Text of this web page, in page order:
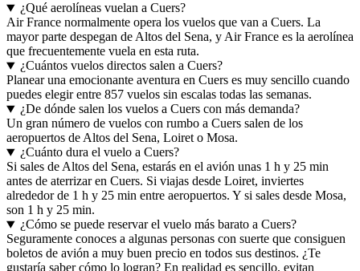
¿Qué aerolíneas vuelan a Cuers?
Air France normalmente opera los vuelos que van a Cuers. La
mayor parte despegan de Altos del Sena, y Air France es la aerolínea
que frecuentemente vuela en esta ruta.
¿Cuántos vuelos directos salen a Cuers?
Planear una emocionante aventura en Cuers es muy sencillo cuando
puedes elegir entre 857 vuelos sin escalas todas las semanas.
¿De dónde salen los vuelos a Cuers con más demanda?
Un gran número de vuelos con rumbo a Cuers salen de los
aeropuertos de Altos del Sena, Loiret o Mosa.
¿Cuánto dura el vuelo a Cuers?
Si sales de Altos del Sena, estarás en el avión unas 1 h y 25 min
antes de aterrizar en Cuers. Si viajas desde Loiret, inviertes
alrededor de 1 h y 25 min entre aeropuertos. Y si sales desde Mosa,
son 1 h y 25 min.
¿Cómo se puede reservar el vuelo más barato a Cuers?
Seguramente conoces a algunas personas con suerte que consiguen
boletos de avión a muy buen precio en todos sus destinos. ¿Te
gustaría saber cómo lo logran? En realidad es sencillo, evitan